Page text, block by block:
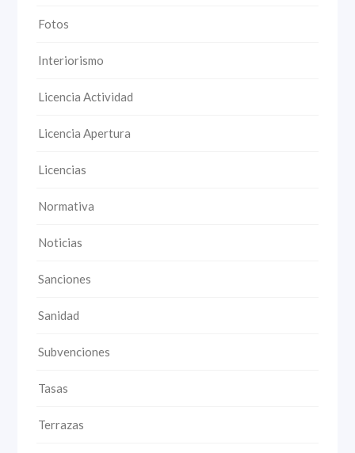
Fotos
Interiorismo
Licencia Actividad
Licencia Apertura
Licencias
Normativa
Noticias
Sanciones
Sanidad
Subvenciones
Tasas
Terrazas